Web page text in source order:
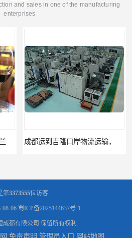
and sales in one of the manufacturing
enterprises
第3373555位访客
08-06 蜀ICP备2025144637号-1
成都有限公司 保留所有权利.
免责声明 管理员入口 网站地图